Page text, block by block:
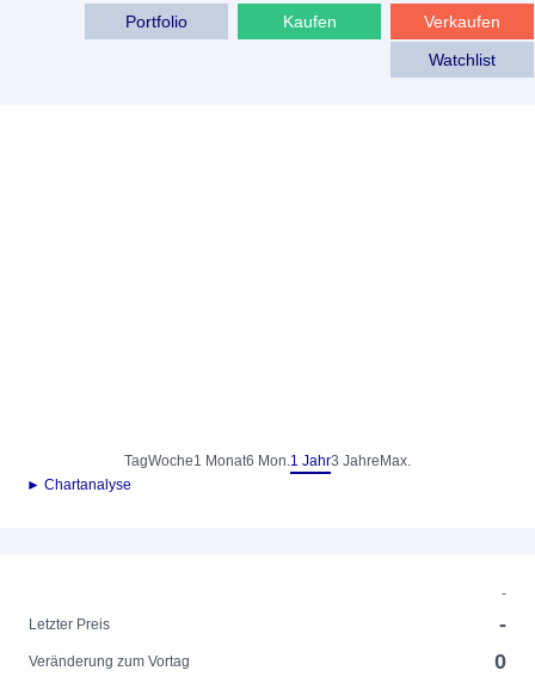
Verkaufen
Kaufen
Portfolio
Watchlist
TagWoche1 Monat6 Mon.1 Jahr3 Jahre Max.
► Chartanalyse
-
Letzter Preis
-
Veränderung zum Vortag 0